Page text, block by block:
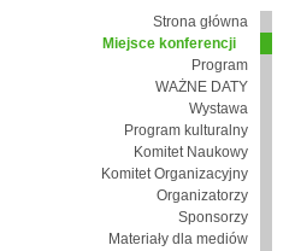
Strona główna
Miejsce konferencji
Program
WAŻNE DATY
Wystawa
Program kulturalny
Komitet Naukowy
Komitet Organizacyjny
Organizatorzy
Sponsorzy
Materiały dla mediów